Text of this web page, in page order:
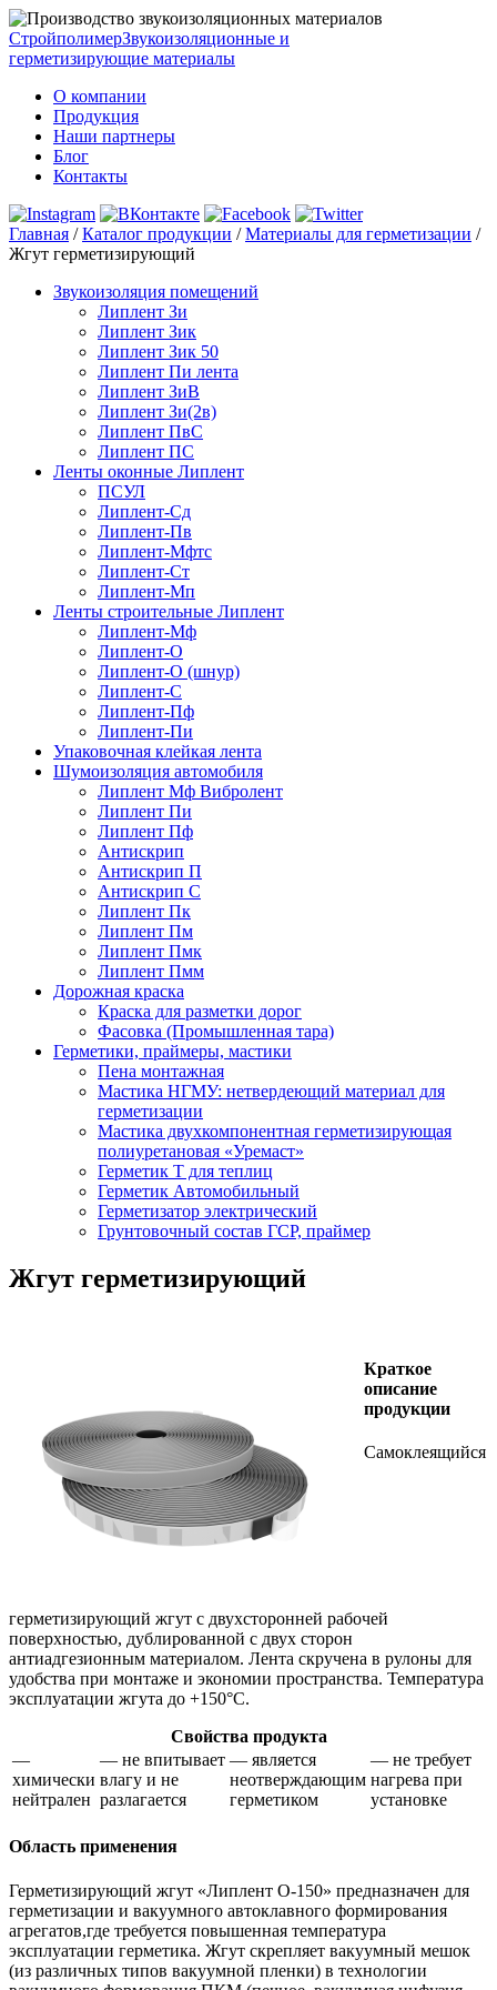
СтройполимерЗвукоизоляционные и
герметизирующие материалы
О компании
Продукция
Наши партнеры
Блог
Контакты
Главная /Каталог продукции /Материалы для герметизации /
Жгут герметизирующий
Звукоизоляция помещений
Липлент Зи
Липлент Зик
Липлент Зик 50
Липлент Пи лента
Липлент ЗиВ
Липлент Зи(2в)
Липлент ПвC
Липлент ПС
Ленты оконные Липлент
ПСУЛ
Липлент-Сд
Липлент-Пв
Липлент-Мфтс
Липлент-Ст
Липлент-Мп
Ленты строительные Липлент
Липлент-Мф
Липлент-О
Липлент-О (шнур)
Липлент-С
Липлент-Пф
Липлент-Пи
Упаковочная клейкая лента
Шумоизоляция автомобиля
Липлент Мф Вибролент
Липлент Пи
Липлент Пф
Антискрип
Антискрип П
Антискрип С
Липлент Пк
Липлент Пм
Липлент Пмк
Липлент Пмм
Дорожная краска
Краска для разметки дорог
Фасовка (Промышленная тара)
Герметики, праймеры, мастики
Пена монтажная
Мастика НГМУ: нетвердеющий материал для
герметизации
Мастика двухкомпонентная герметизирующая
полиуретановая «Уремаст»
Герметик Т для теплиц
Герметик Автомобильный
Герметизатор электрический
Грунтовочный состав ГСР, праймер
Жгут герметизирующий
Краткое
описание
продукции
Самоклеящийся
герметизирующий жгут с двухсторонней рабочей
поверхностью, дублированной с двух сторон
антиадгезионным материалом. Лента скручена в рулоны для
удобства при монтаже и экономии пространства. Температура
эксплуатации жгута до +150°С.
Свойства продукта
—
химически
нейтрален
— не впитывает
влагу и не
разлагается
— является
неотверждающим
герметиком
— не требует
нагрева при
установке
Область применения
Герметизирующий жгут «Липлент О-150» предназначен для
герметизации и вакуумного автоклавного формирования
агрегатов,где требуется повышенная температура
эксплуатации герметика. Жгут скрепляет вакуумный мешок
(из различных типов вакуумной пленки) в технологии